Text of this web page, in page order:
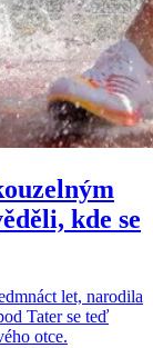
kde se
let, narodila
Tater se teď
otce.